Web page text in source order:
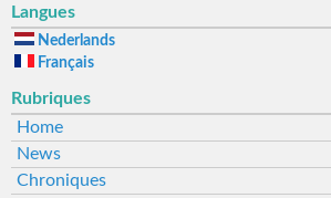
Langues
Nederlands
Français
Rubriques
Home
News
Chroniques